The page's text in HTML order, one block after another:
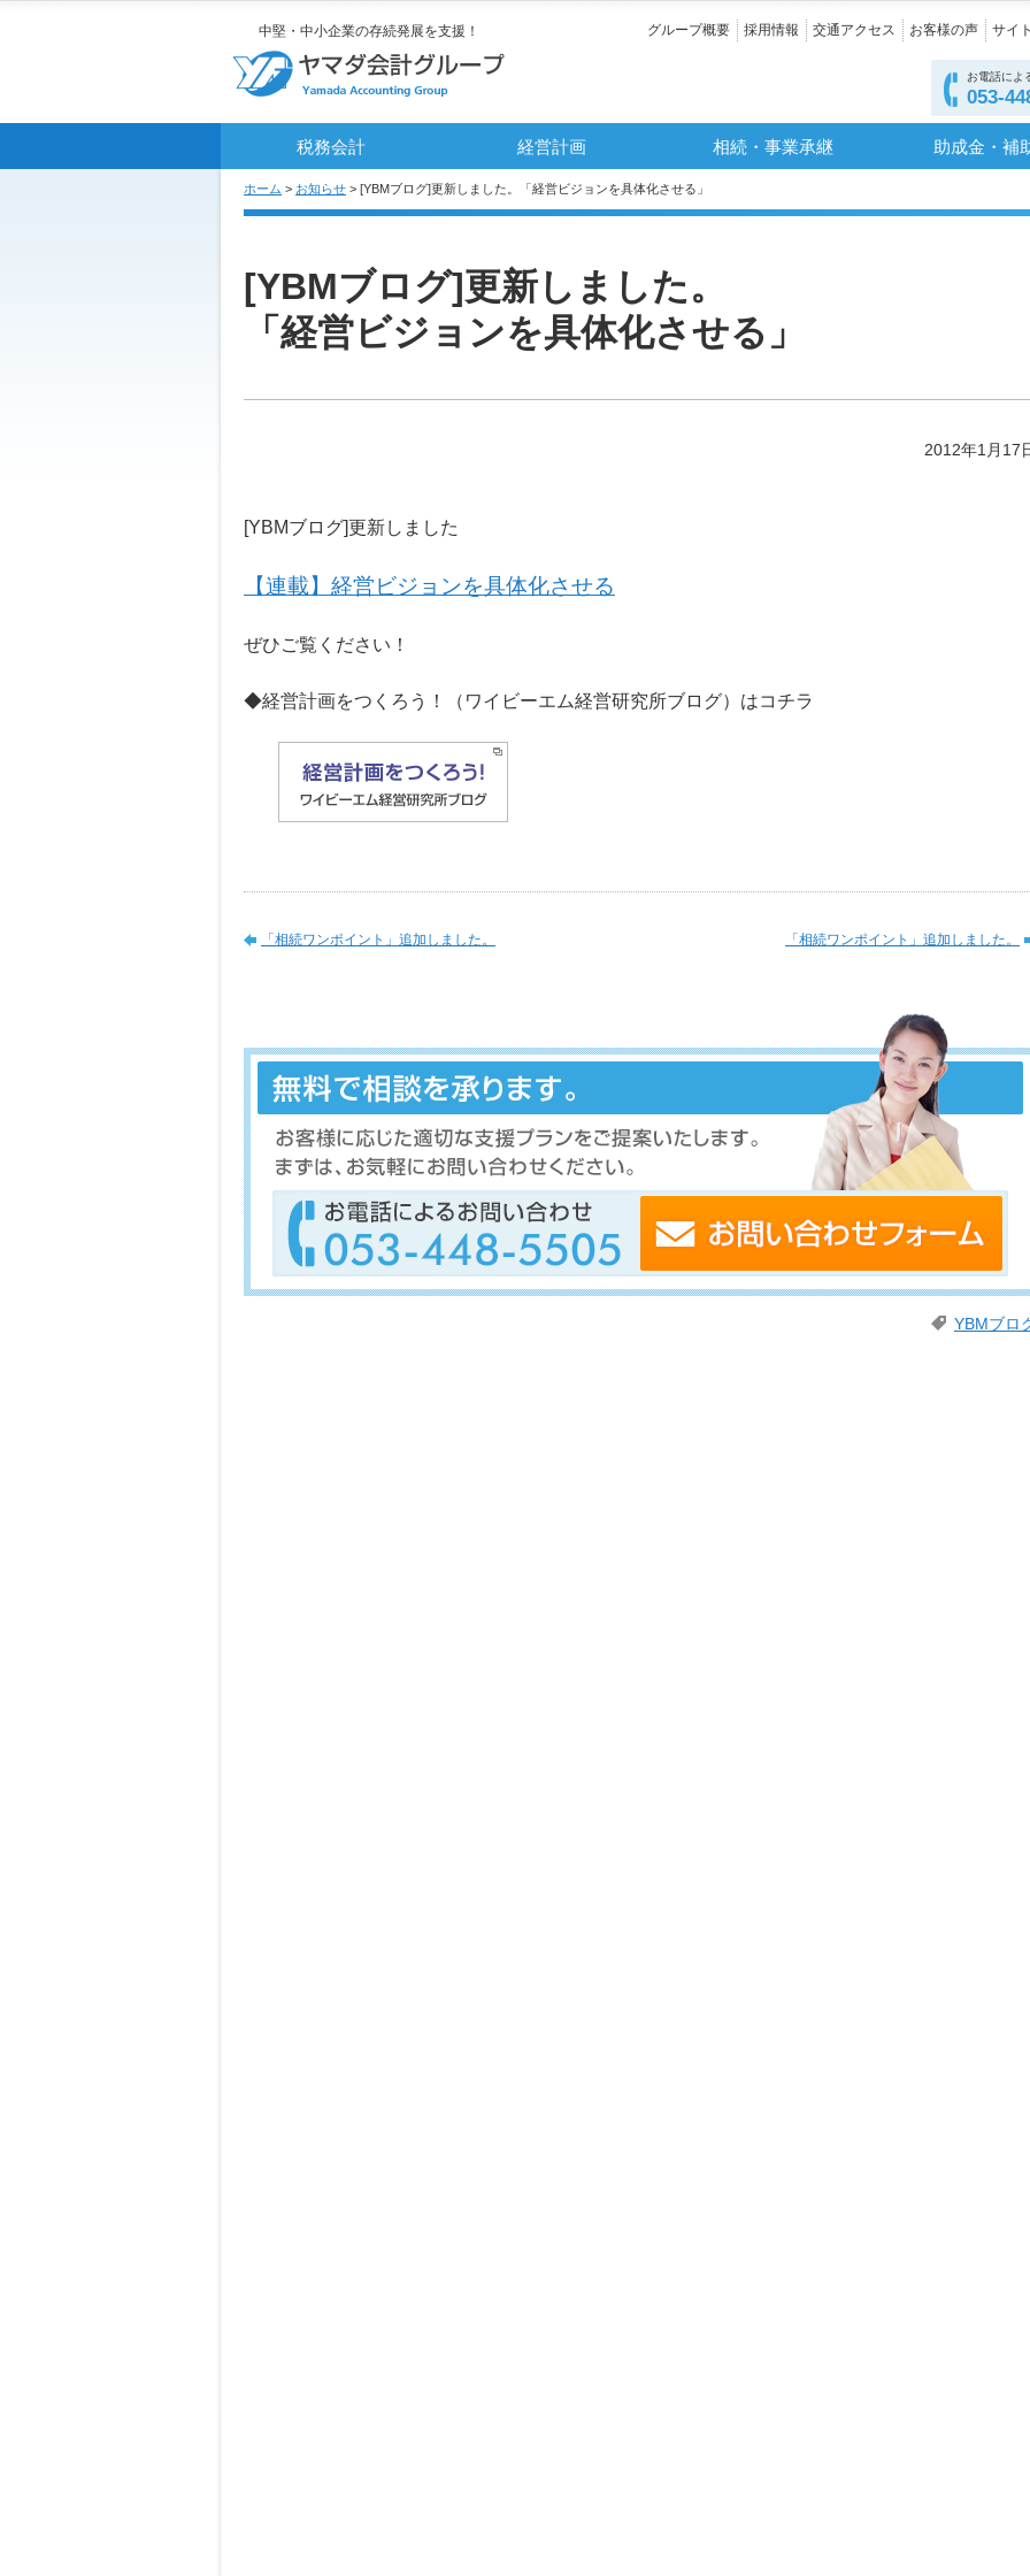
中堅・中小企業の存続発展を支援！ グループ概要 採用情報 交通アクセス お客様の声 サイ
お電話によ
053-
税務会計 経営計画 相続・事業承継 助成金・補
ホーム > お知らせ > [YBMブログ]更新しました。「経営ビジョンを具体化させる」
[YBMブログ]更新しました。
「経営ビジョンを具体化させる」
2012年1月17
[YBMブログ]更新しました
【連載】経営ビジョンを具体化させる
ぜひご覧ください！
◆経営計画をつくろう！（ワイビーエム経営研究所ブログ）はコチラ
「相続ワンポイント」追加しました。
「相続ワンポイント」追加しました。
YBMブロ